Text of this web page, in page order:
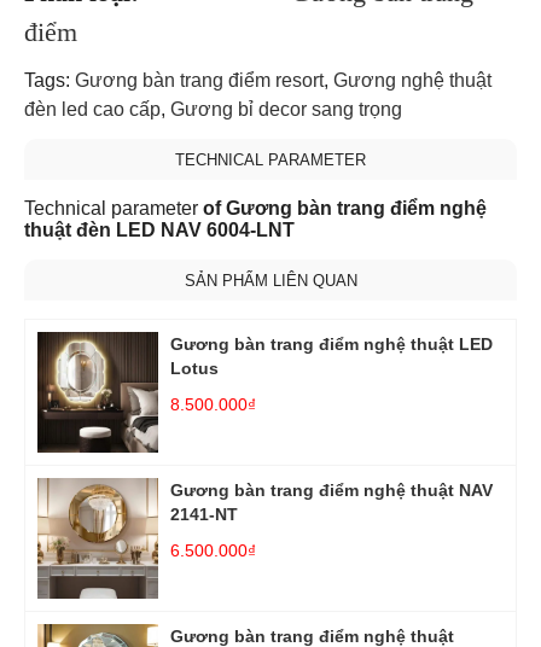
điểm
Tags: Gương bàn trang điểm resort, Gương nghệ thuật
đèn led cao cấp, Gương bỉ decor sang trọng
TECHNICAL PARAMETER
Technical parameter of Gương bàn trang điểm nghệ
thuật đèn LED NAV 6004-LNT
SẢN PHẨM LIÊN QUAN
Gương bàn trang điểm nghệ thuật LED
Lotus
8.500.000₫
Gương bàn trang điểm nghệ thuật NAV
2141-NT
6.500.000₫
Gương bàn trang điểm nghệ thuật